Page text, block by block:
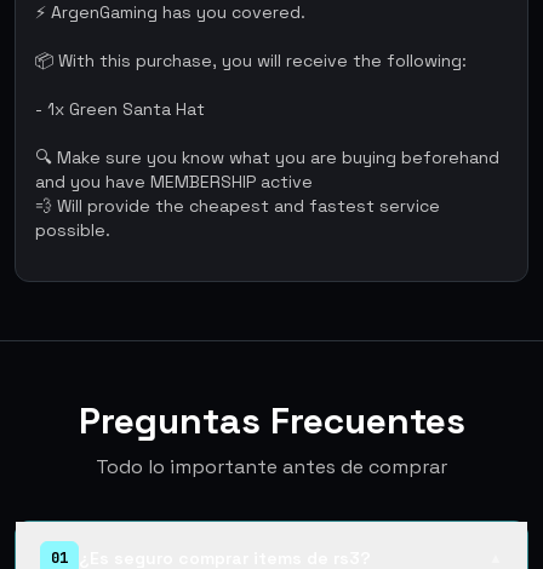
⚡ ArgenGaming has you covered.
📦 With this purchase, you will receive the following:
- 1x Green Santa Hat
🔍 Make sure you know what you are buying beforehand
and you have MEMBERSHIP active
💨 Will provide the cheapest and fastest service
possible.
Preguntas Frecuentes
Todo lo importante antes de comprar
01